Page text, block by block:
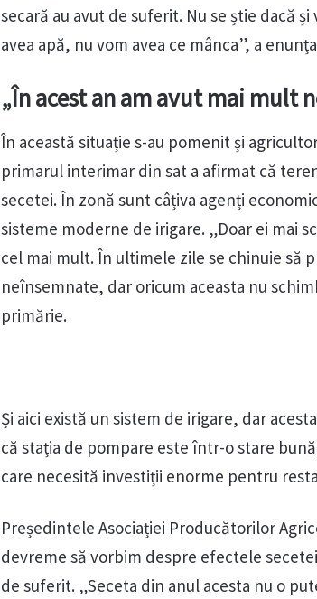
secară au avut de suferit. Nu se știe dacă
avea apă, nu vom avea ce mânca”, a
„În acest an am avut mai mult
În această situație s-au pomenit și
primarul interimar din sat a afirmat că
secetei. În zonă sunt câțiva agenți
sisteme moderne de irigare. „Doar ei mai
cel mai mult. În ultimele zile se chinuie să
neînsemnate, dar oricum aceasta nu
primărie.
Și aici există un sistem de irigare, dar
că stația de pompare este într-o stare
care necesită investiții enorme pentru
Președintele Asociației Producătorilor
devreme să vorbim despre efectele
de suferit. „Seceta din anul acesta nu o